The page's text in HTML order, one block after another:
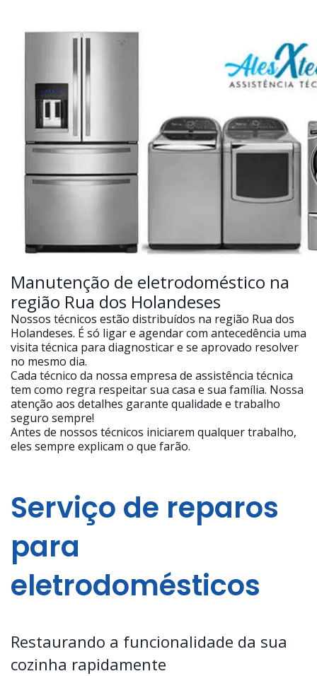
Manutenção de eletrodoméstico na
região Rua dos Holandeses
Nossos técnicos estão distribuídos na região Rua dos
Holandeses. É só ligar e agendar com antecedência uma
visita técnica para diagnosticar e se aprovado resolver
no mesmo dia.
Cada técnico da nossa empresa de assistência técnica
tem como regra respeitar sua casa e sua família. Nossa
atenção aos detalhes garante qualidade e trabalho
seguro sempre!
Antes de nossos técnicos iniciarem qualquer trabalho,
eles sempre explicam o que farão.
Serviço de reparos
para
eletrodomésticos
Restaurando a funcionalidade da sua
cozinha rapidamente